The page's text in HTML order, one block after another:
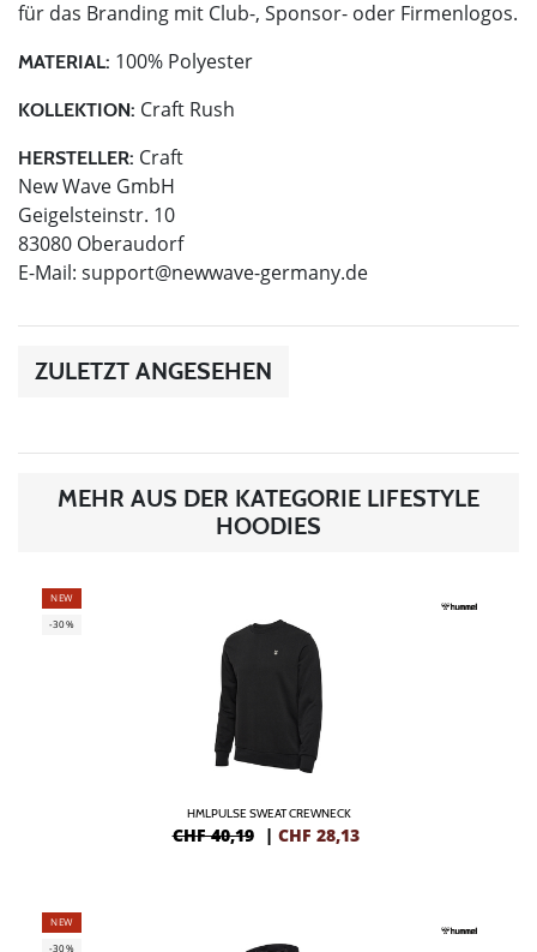
für das Branding mit Club-, Sponsor- oder Firmenlogos.
MATERIAL: 100% Polyester
KOLLEKTION: Craft Rush
HERSTELLER: Craft
New Wave GmbH
Geigelsteinstr. 10
83080 Oberaudorf
E-Mail: support@newwave-germany.de
ZULETZT ANGESEHEN
MEHR AUS DER KATEGORIE LIFESTYLE
HOODIES
NEW
-30%
HMLPULSE SWEAT CREWNECK
CHF 40,19 | CHF 28,13
NEW
-30%